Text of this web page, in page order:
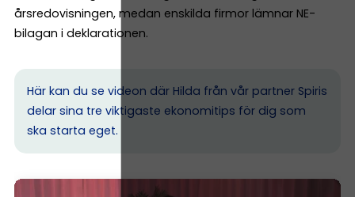
årsredovisningen, medan enskilda firmor lämnar NE-
bilagan i deklarationen.
Här kan du se videon där Hilda från vår partner Spiris
delar sina tre viktigaste ekonomitips för dig som
ska starta eget.